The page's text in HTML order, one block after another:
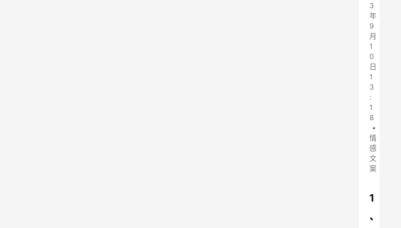
3
年
9
月
1
0
日
1
3
:
1
8
•
情
感
文
案
1
、